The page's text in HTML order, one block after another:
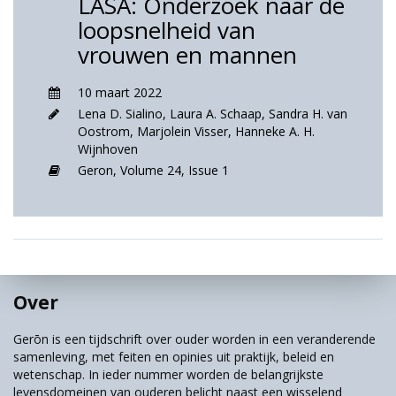
loopsnelheid van
vrouwen en mannen
10 maart 2022
Lena D. Sialino, Laura A. Schaap, Sandra H. van
Oostrom, Marjolein Visser, Hanneke A. H.
Wijnhoven
Geron, Volume 24, Issue 1
Over
Gerōn is een tijdschrift over ouder worden in een veranderende
samenleving, met feiten en opinies uit praktijk, beleid en
wetenschap. In ieder nummer worden de belangrijkste
levensdomeinen van ouderen belicht naast een wisselend